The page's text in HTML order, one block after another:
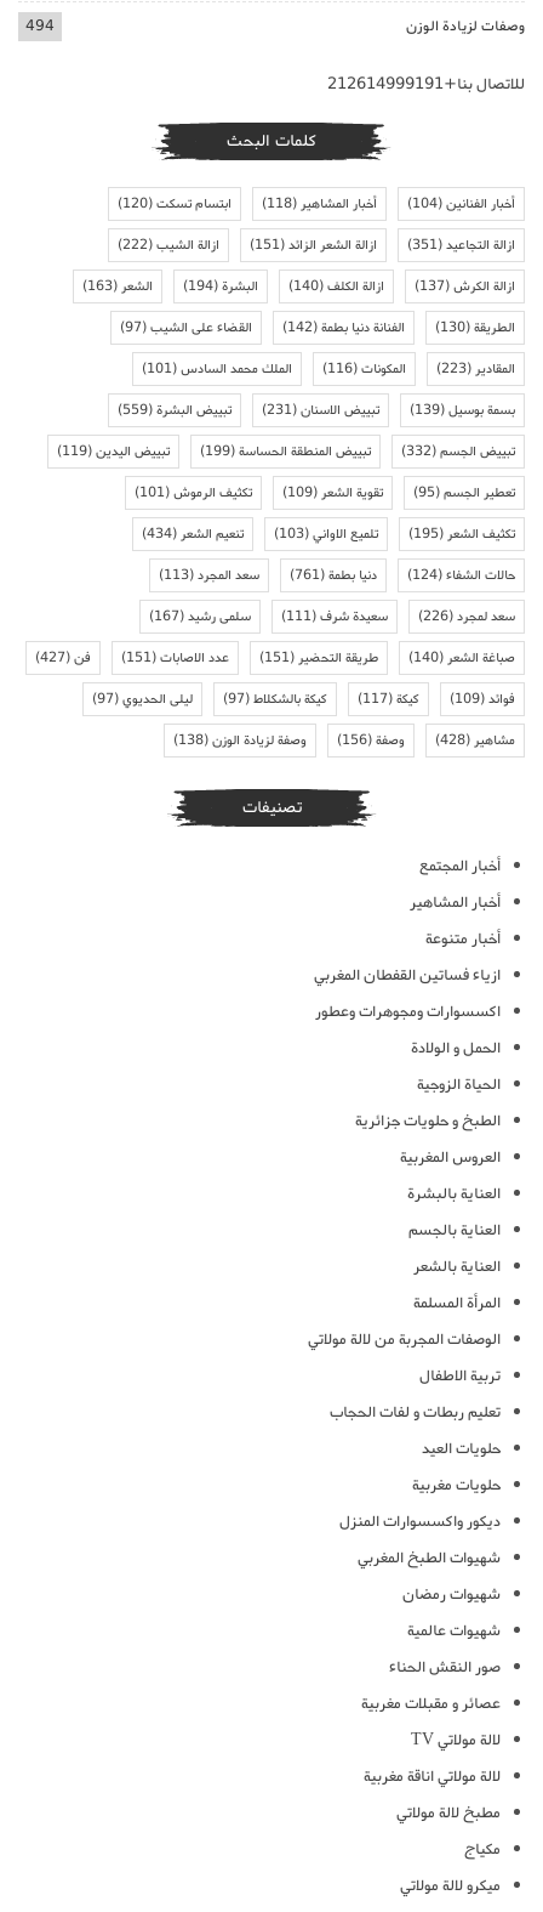
وصفات لزيادة الوزن 494
للاتصال بنا+212614999191
كلمات البحث
أخبار الفنانين(104) أخبار المشاهير(118) ابتسام تسكت(120)
ازالة التجاعيد(351) ازالة الشعر الزائد(151) ازالة الشيب(222)
ازالة الكرش(137) ازالة الكلف(140) البشرة(194) الشعر(163)
الطريقة(130) الفنانة دنيا بطمة(142) القضاء على الشيب(97)
المقادير(223) المكونات(116) الملك محمد السادس(101)
بسمة بوسيل(139) تبييض الاسنان(231) تبييض البشرة(559)
تبييض الجسم(332) تبييض المنطقة الحساسة(199) تبييض اليدين(119)
تعطير الجسم(95) تقوية الشعر(109) تكثيف الرموش(101)
تكثيف الشعر(195) تلميع الاواني(103) تنعيم الشعر(434)
حالات الشفاء(124) دنيا بطمة(761) سعد المجرد(113)
سعد لمجرد(226) سعيدة شرف(111) سلمى رشيد(167)
صباغة الشعر(140) طريقة التحضير(151) عدد الاصابات(151) فن(427)
فوائد(109) كيكة(117) كيكة بالشكلاط(97) ليلى الحديوي(97)
مشاهير(428) وصفة(156) وصفة لزيادة الوزن(138)
تصنيفات
أخبار المجتمع
أخبار المشاهير
أخبار متنوعة
ازياء فساتين القفطان المغربي
اكسسوارات ومجوهرات وعطور
الحمل و الولادة
الحياة الزوجية
الطبخ و حلويات جزائرية
العروس المغربية
العناية بالبشرة
العناية بالجسم
العناية بالشعر
المرأة المسلمة
الوصفات المجربة من لالة مولاتي
تربية الاطفال
تعليم ربطات و لفات الحجاب
حلويات العيد
حلويات مغربية
ديكور واكسسوارات المنزل
شهيوات الطبخ المغربي
شهيوات رمضان
شهيوات عالمية
صور النقش الحناء
عصائر و مقبلات مغربية
لالة مولاتي TV
لالة مولاتي اناقة مغربية
مطبخ لالة مولاتي
مكياج
ميكرو لالة مولاتي